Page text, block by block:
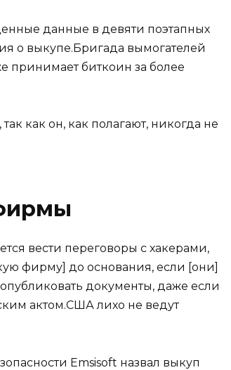
данные в девяти поэтапных
о выкупе.Бригада вымогателей
принимает биткоин за более
как он, как полагают, никогда не
вести переговоры с хакерами,
фирму] до основания, если [они]
документы, даже если
актом.США лихо не ведут
Emsisoft назвал выкуп